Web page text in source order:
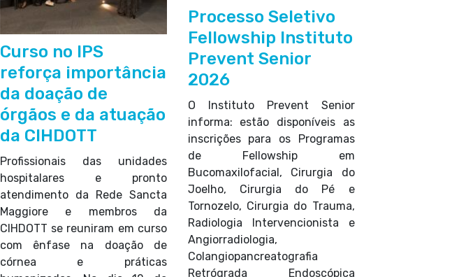
Curso no IPS
reforça importância
da doação de
órgãos e da atuação
da CIHDOTT
Profissionais das unidades
hospitalares e pronto
atendimento da Rede Sancta
Maggiore e membros da
CIHDOTT se reuniram em curso
com ênfase na doação de
córnea e práticas
Processo Seletivo
Fellowship Instituto
Prevent Senior
2026
O Instituto Prevent Senior
informa: estão disponíveis as
inscrições para os Programas
de Fellowship em
Bucomaxilofacial, Cirurgia do
Joelho, Cirurgia do Pé e
Tornozelo, Cirurgia do Trauma,
Radiologia Intervencionista e
Angiorradiologia,
Colangiopancreatografia
Retrógrada Endoscópica